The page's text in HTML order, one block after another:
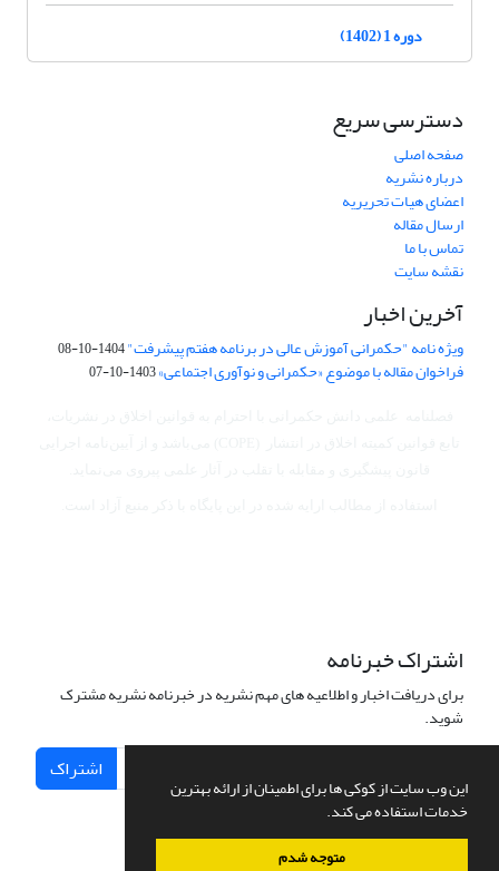
این وب سایت از کوکی ها برای اطمینان از ارائه بهترین
خدمات استفاده می کند.
متوجه شدم
دوره 1 (1402)
دسترسی سریع
صفحه اصلی
درباره نشریه
اعضای هیات تحریریه
ارسال مقاله
تماس با ما
نقشه سایت
آخرین اخبار
ویژه نامه "حکمرانی آموزش عالی در برنامه هفتم پیشرفت"1404-10-08
فراخوان مقاله با موضوع «حکمرانی و نوآوری اجتماعی»1403-10-07
اشتراک خبرنامه
برای دریافت اخبار و اطلاعیه های مهم نشریه در خبرنامه نشریه مشترک
شوید.
اشتراک